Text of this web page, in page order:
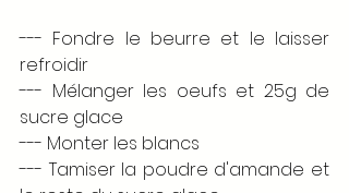
--- Fondre le beurre et le laisser
refroidir
--- Mélanger les oeufs et 25g de
sucre glace
--- Monter les blancs
--- Tamiser la poudre d'amande et